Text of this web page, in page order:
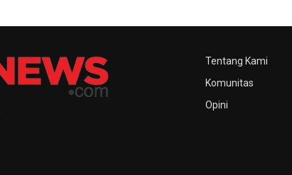
Tentang Kami
Komunitas
Opini